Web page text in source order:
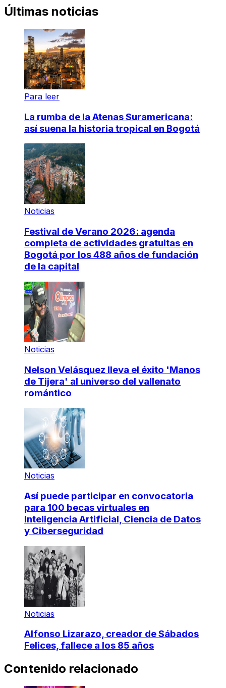
Últimas noticias
Para leer
La rumba de la Atenas Suramericana:
así suena la historia tropical en Bogotá
Noticias
Festival de Verano 2026: agenda
completa de actividades gratuitas en
Bogotá por los 488 años de fundación
de la capital
Noticias
Nelson Velásquez lleva el éxito 'Manos
de Tijera' al universo del vallenato
romántico
Noticias
Así puede participar en convocatoria
para 100 becas virtuales en
Inteligencia Artificial, Ciencia de Datos
y Ciberseguridad
Noticias
Alfonso Lizarazo, creador de Sábados
Felices, fallece a los 85 años
Contenido relacionado